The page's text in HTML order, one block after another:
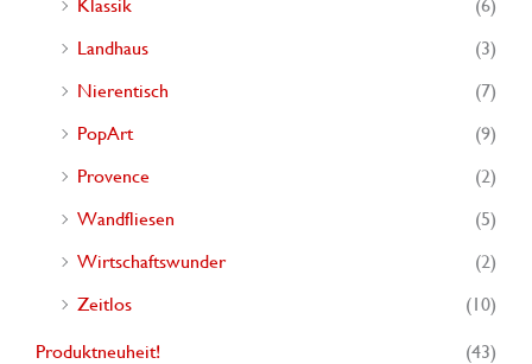
Landhaus
(3)
Nierentisch
(7)
PopArt
(9)
Provence
(2)
Wandfliesen
(5)
Wirtschaftswunder
(2)
Zeitlos
(10)
Produktneuheit!
(43)